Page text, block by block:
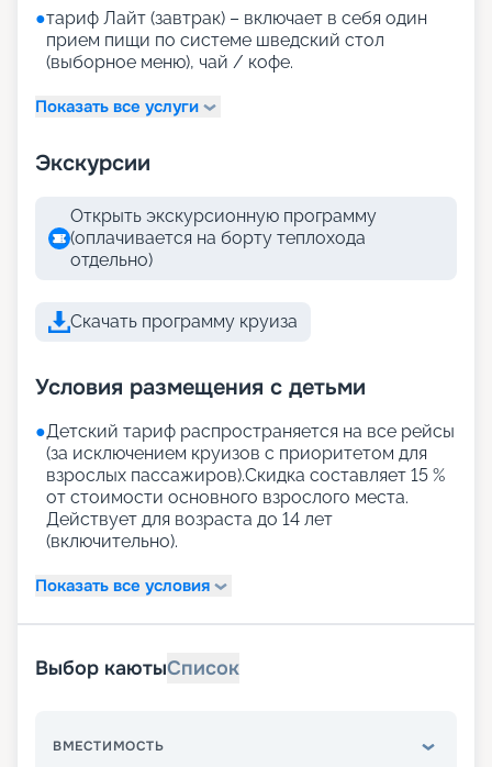
●тариф Лайт (завтрак) – включает в себя один
прием пищи по системе шведский стол
(выборное меню), чай / кофе.
Показать все услуги
Экскурсии
Открыть экскурсионную программу
(оплачивается на борту теплохода
отдельно)
Скачать программу круиза
Условия размещения с детьми
●Детский тариф распространяется на все рейсы
(за исключением круизов с приоритетом для
взрослых пассажиров).Скидка составляет 15 %
от стоимости основного взрослого места.
Действует для возраста до 14 лет
(включительно).
Показать все условия
Выбор каютыСписок
ВМЕСТИМОСТЬ